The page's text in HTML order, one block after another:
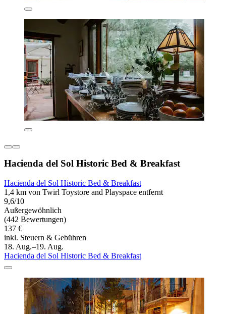
Hacienda del Sol Historic Bed & Breakfast
Hacienda del Sol Historic Bed & Breakfast
1,4 km von Twirl Toystore and Playspace entfernt
9,6/10
Außergewöhnlich
(442 Bewertungen)
137 €
inkl. Steuern & Gebühren
18. Aug.–19. Aug.
Hacienda del Sol Historic Bed & Breakfast